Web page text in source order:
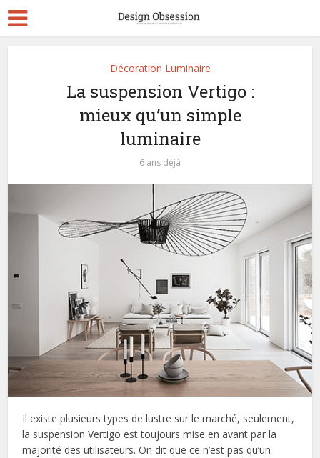
Décoration Luminaire
La suspension Vertigo :
mieux qu’un simple
luminaire
6 ans déjà
Il existe plusieurs types de lustre sur le marché, seulement,
la suspension Vertigo est toujours mise en avant par la
majorité des utilisateurs. On dit que ce n’est pas qu’un